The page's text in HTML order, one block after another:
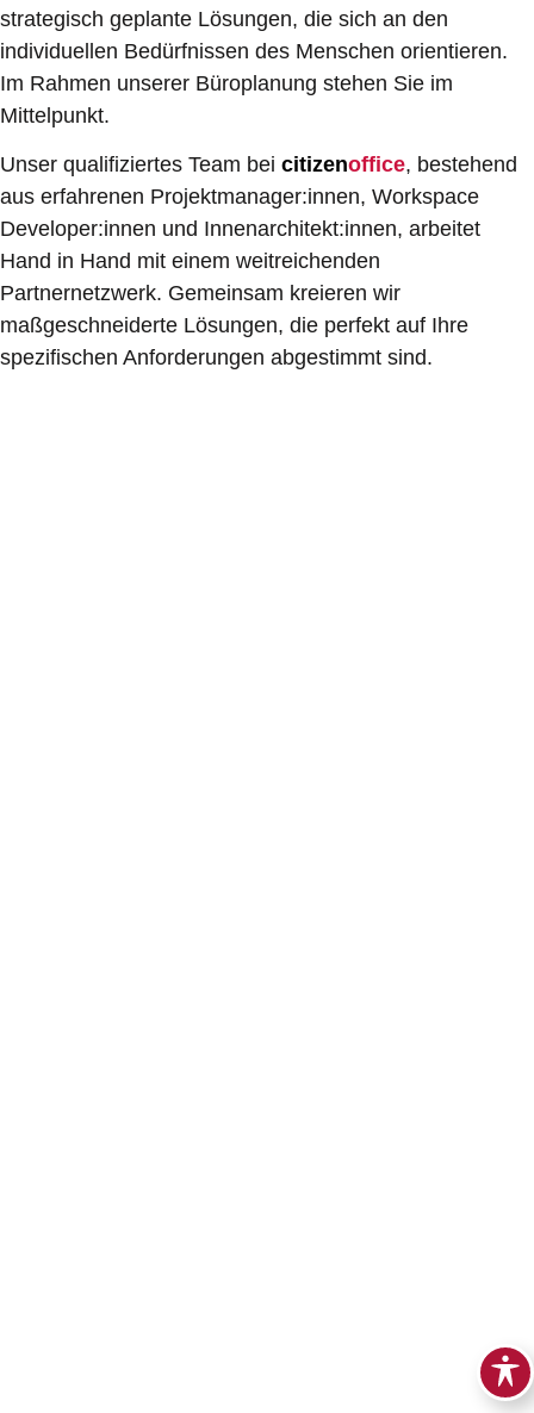
strategisch geplante Lösungen, die sich an den
individuellen Bedürfnissen des Menschen orientieren.
Im Rahmen unserer Büroplanung stehen Sie im
Mittelpunkt.
Unser qualifiziertes Team bei citizenoffice, bestehend
aus erfahrenen Projektmanager:innen, Workspace
Developer:innen und Innenarchitekt:innen, arbeitet
Hand in Hand mit einem weitreichenden
Partnernetzwerk. Gemeinsam kreieren wir
maßgeschneiderte Lösungen, die perfekt auf Ihre
spezifischen Anforderungen abgestimmt sind.